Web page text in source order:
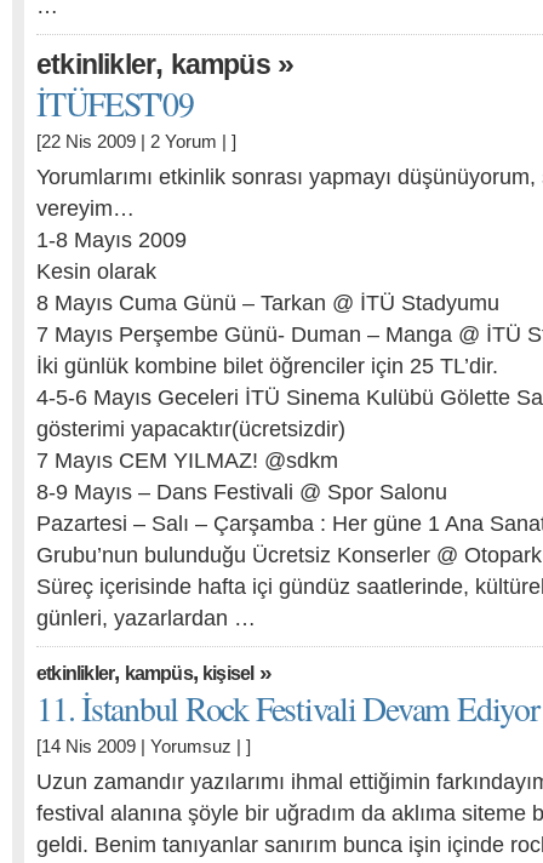
…
etkinlikler, kampüs»
İTÜFEST'09
[22 Nis 2009 | 2 Yorum | ]
Yorumlarımı etkinlik sonrası yapmayı
vereyim…
1-8 Mayıs 2009
Kesin olarak
8 Mayıs Cuma Günü – Tarkan @ İTÜ Stadyumu
7 Mayıs Perşembe Günü- Duman – Manga @ İTÜ
İki günlük kombine bilet öğrenciler için 25 TL’dir.
4-5-6 Mayıs Geceleri İTÜ Sinema Kulübü Gölette
gösterimi yapacaktır(ücretsizdir)
7 Mayıs CEM YILMAZ! @sdkm
8-9 Mayıs – Dans Festivali @ Spor Salonu
Pazartesi – Salı – Çarşamba : Her güne 1 Ana
Grubu’nun bulunduğu Ücretsiz Konserler @ Otopark
Süreç içerisinde hafta içi gündüz saatlerinde,
günleri, yazarlardan …
etkinlikler, kampüs, kişisel»
11. İstanbul Rock Festivali Devam
[14 Nis 2009 | Yorumsuz | ]
Uzun zamandır yazılarımı ihmal ettiğimin
festival alanına şöyle bir uğradım da aklıma siteme
geldi. Benim tanıyanlar sanırım bunca işin içinde